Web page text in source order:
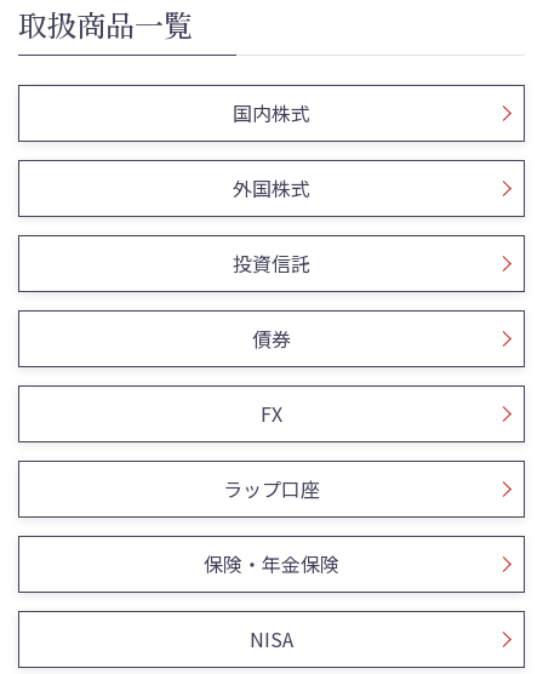
取扱商品一覧
国内株式
外国株式
投資信託
債券
FX
ラップ口座
保険・年金保険
NISA